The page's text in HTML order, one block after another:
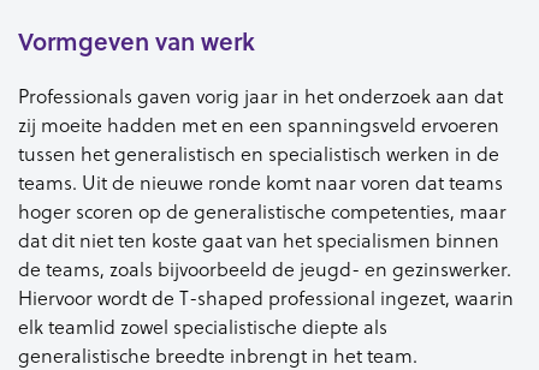
Vormgeven van werk
Professionals gaven vorig jaar in het onderzoek aan dat
zij moeite hadden met en een spanningsveld ervoeren
tussen het generalistisch en specialistisch werken in de
teams. Uit de nieuwe ronde komt naar voren dat teams
hoger scoren op de generalistische competenties, maar
dat dit niet ten koste gaat van het specialismen binnen
de teams, zoals bijvoorbeeld de jeugd- en gezinswerker.
Hiervoor wordt de T-shaped professional ingezet, waarin
elk teamlid zowel specialistische diepte als
generalistische breedte inbrengt in het team.